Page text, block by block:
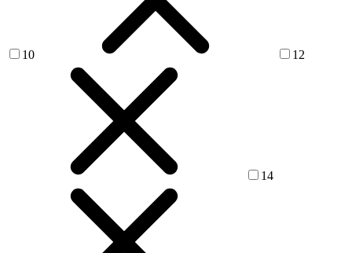
10 12
14